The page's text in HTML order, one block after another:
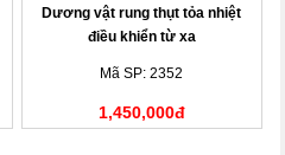
Dương vật rung thụt tỏa nhiệt
điều khiển từ xa
Mã SP: 2352
1,450,000đ